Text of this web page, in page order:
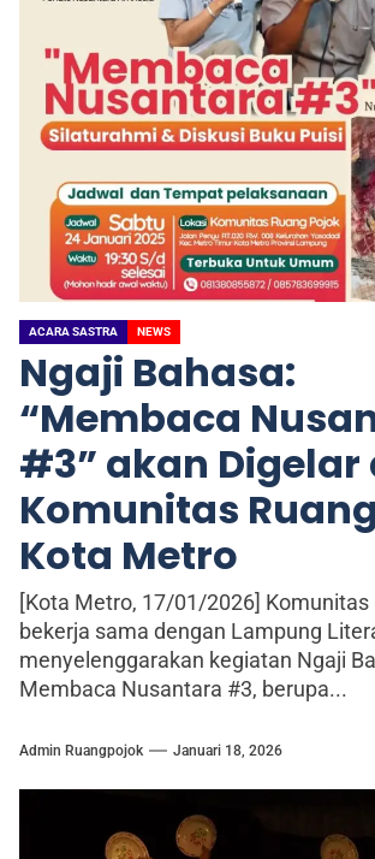
ACARA SASTRA NEWS
Ngaji Bahasa:
“Membaca
#3” akan Digelar
Komunitas
Kota Metro
[Kota Metro, 17/01/2026] Komunitas
bekerja sama dengan Lampung
menyelenggarakan kegiatan Ngaji
Membaca Nusantara #3, berupa...
Admin Ruangpojok Januari 18, 2026